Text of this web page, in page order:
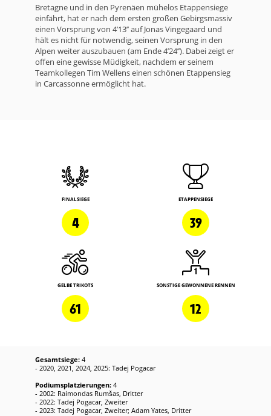
Bretagne und in den Pyrenäen mühelos Etappensiege
einfährt, hat er nach dem ersten großen Gebirgsmassiv
einen Vorsprung von 4’13’’ auf Jonas Vingegaard und
hält es nicht für notwendig, seinen Vorsprung in den
Alpen weiter auszubauen (am Ende 4’24’’). Dabei zeigt er
offen eine gewisse Müdigkeit, nachdem er seinem
Teamkollegen Tim Wellens einen schönen Etappensieg
in Carcassonne ermöglicht hat.
FINALSIEGE
4
ETAPPENSIEGE
39
GELBE TRIKOTS
61
SONSTIGE GEWONNENE RENNEN
12
Gesamtsiege: 4
- 2020, 2021, 2024, 2025: Tadej Pogacar
Podiumsplatzierungen: 4
- 2002: Raimondas Rumšas, Dritter
- 2022: Tadej Pogacar, Zweiter
- 2023: Tadej Pogacar, Zweiter; Adam Yates, Dritter